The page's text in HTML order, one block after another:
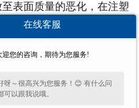
表面质量的恶化，在注塑
模剂；为了的到更好的机
艺的要求机型加工生产。
盖厂家和大家分享的内容，
在线客服
迎您的咨询，期待为您服务!
呀～很高兴为您服务！😊 有什么问
可以跟我说哦。